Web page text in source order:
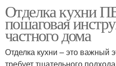
Отделка кухни
пошаговая
частного дома
Отделка кухни – это важный